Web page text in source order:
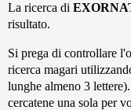
La ricerca di
risultato.
Si prega di controllare
ricerca magari
lunghe almeno 3
cercatene una sola per